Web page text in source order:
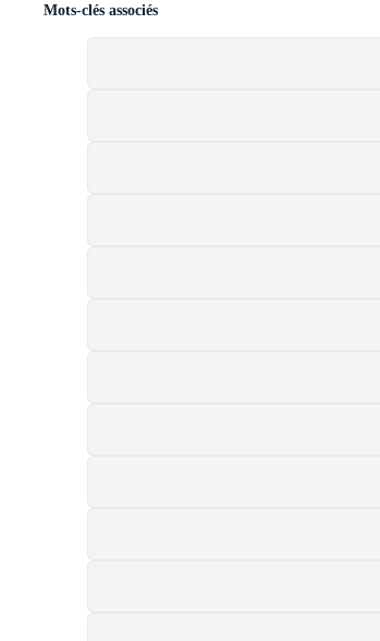
Mots-clés associés